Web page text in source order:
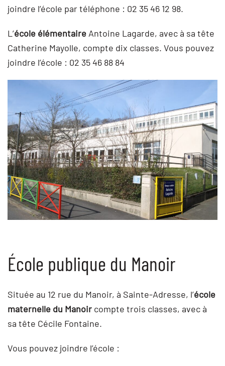
joindre l’école par téléphone : 02 35 46 12 98.
L’école élémentaire Antoine Lagarde, avec à sa tête
Catherine Mayolle, compte dix classes. Vous pouvez
joindre l’école : 02 35 46 88 84
École publique du Manoir
Située au 12 rue du Manoir, à Sainte-Adresse, l’école
maternelle du Manoir compte trois classes, avec à
sa tête Cécile Fontaine.
Vous pouvez joindre l’école :